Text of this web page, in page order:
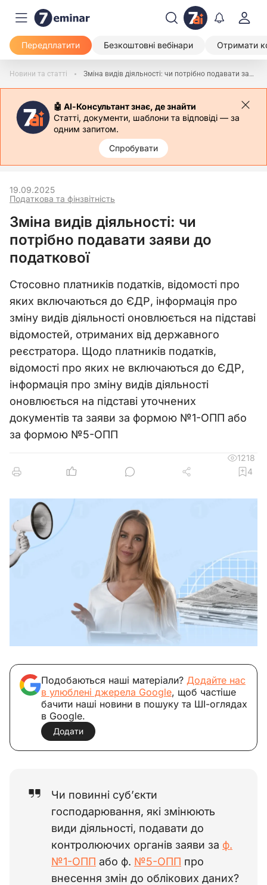
Передплатити Безкоштовні вебінари Отримати
Новини та статті Зміна видів діяльності: чи потрібно подавати заяви до податкової
🤖 АІ-Консультант знає, де знайти
Статті, документи, шаблони та відповіді — за
одним запитом.
Спробувати
Податкова та фінзвітність
19.09.2025
Зміна видів діяльності: чи
потрібно подавати заяви до
податкової
Стосовно платників податків, відомості про
яких включаються до ЄДР, інформація про
зміну видів діяльності оновлюється на підставі
відомостей, отриманих від державного
реєстратора. Щодо платників податків,
відомості про яких не включаються до ЄДР,
інформація про зміну видів діяльності
оновлюється на підставі уточнених
документів та заяви за формою №1-ОПП або
за формою №5-ОПП
1218
4
Подобаються наші матеріали? Додайте нас
в улюблені джерела Google, щоб частіше
бачити наші новини в пошуку та ШІ-оглядах
в Google.
Додати
Чи повинні суб’єкти
господарювання, які змінюють
види діяльності, подавати до
контролюючих органів заяви за ф.
№1-ОПП або ф. №5-ОПП про
внесення змін до облікових даних?